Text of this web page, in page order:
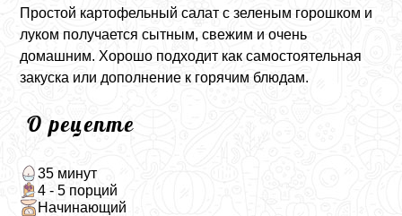
Простой картофельный салат с зеленым горошком и
луком получается сытным, свежим и очень
домашним. Хорошо подходит как самостоятельная
закуска или дополнение к горячим блюдам.
О рецепте
35 минут
4 - 5 порций
Начинающий